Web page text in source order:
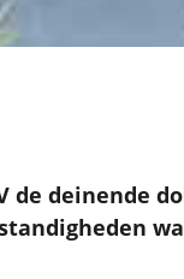
de deinende